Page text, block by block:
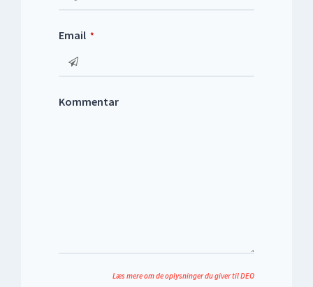
Email *
Kommentar
Læs mere om de oplysninger du giver til DEO